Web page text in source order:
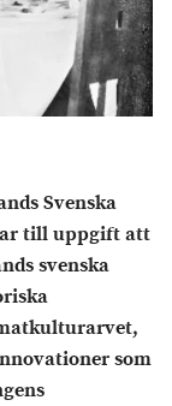
Svenska
till uppgift att
svenska
som